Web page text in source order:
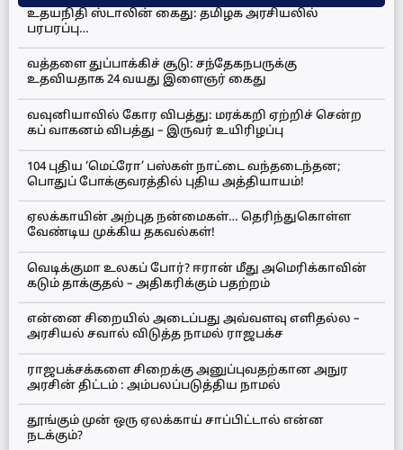
உதயநிதி ஸ்டாலின் கைது: தமிழக அரசியலில்
பரபரப்பு…
வத்தளை துப்பாக்கிச் சூடு: சந்தேகநபருக்கு
உதவியதாக 24 வயது இளைஞர் கைது
வவுனியாவில் கோர விபத்து: மரக்கறி ஏற்றிச் சென்ற
கப் வாகனம் விபத்து – இருவர் உயிரிழப்பு
104 புதிய ‘மெட்ரோ’ பஸ்கள் நாட்டை வந்தடைந்தன;
பொதுப் போக்குவரத்தில் புதிய அத்தியாயம்!
ஏலக்காயின் அற்புத நன்மைகள்… தெரிந்துகொள்ள
வேண்டிய முக்கிய தகவல்கள்!
வெடிக்குமா உலகப் போர்? ஈரான் மீது அமெரிக்காவின்
கடும் தாக்குதல் – அதிகரிக்கும் பதற்றம்
என்னை சிறையில் அடைப்பது அவ்வளவு எளிதல்ல –
அரசியல் சவால் விடுத்த நாமல் ராஜபக்ச
ராஜபக்சக்களை சிறைக்கு அனுப்புவதற்கான அநுர
அரசின் திட்டம் : அம்பலப்படுத்திய நாமல்
தூங்கும் முன் ஒரு ஏலக்காய் சாப்பிட்டால் என்ன
நடக்கும்?